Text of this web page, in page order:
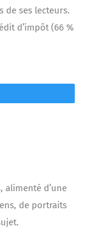
de ses lecteurs.
d’impôt (66 %
alimenté d’une
de portraits